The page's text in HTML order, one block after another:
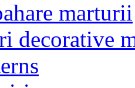
marturii
decorative